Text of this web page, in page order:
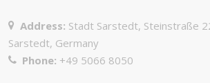
Address: Stadt Sarstedt, Steinstraße
Sarstedt, Germany
Phone: +49 5066 8050